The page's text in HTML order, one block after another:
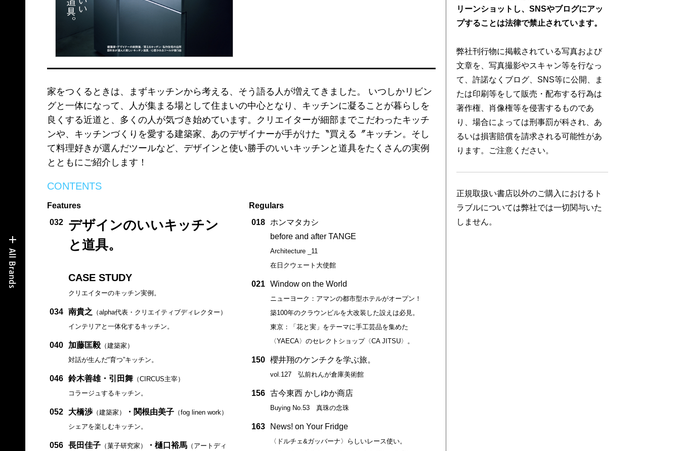
家をつくるときは、まずキッチンから考える、そう語る人が増えてきました。 いつしかリビン
グと一体になって、人が集まる場として住まいの中心となり、キッチンに凝ることが暮らしを
良くする近道と、多くの人が気づき始めています。クリエイターが細部までこだわったキッチ
ンや、キッチンづくりを愛する建築家、あのデザイナーが手がけた〝買える〞キッチン。そし
て料理好きが選んだツールなど、デザインと使い勝手のいいキッチンと道具をたくさんの実例
とともにご紹介します！
CONTENTS
Features
032
デザインのいいキッチン
と道具。
CASE STUDY
クリエイターのキッチン実例。
034 南貴之 （alpha代表・クリエイティブディレクター）
インテリアと一体化するキッチン。
040 加藤匡毅（建築家）
対話が生んだ“育つ”キッチン。
046 鈴木善雄・引田舞（CIRCUS主宰）
コラージュするキッチン。
052 大橋渉（建築家） ・関根由美子（fog linen work）
シェアを楽しむキッチン。
056 長田佳子（菓子研究家） ・樋口裕馬（アートディ
Regulars
018
ホンマタカシ
before and after TANGE
Architecture _11
在日クウェート大使館
021 Window on the World
ニューヨーク：アマンの都市型ホテルがオープン！
築100年のクラウンビルを大改装した設えは必見。
東京：「花と実」をテーマに手工芸品を集めた
〈YAECA〉のセレクトショップ〈CA JITSU〉。
150 櫻井翔のケンチクを学ぶ旅。
vol.127 弘前れんが倉庫美術館
156 古今東西 かしゆか商店
Buying No.53 真珠の念珠
163 News! on Your Fridge
〈ドルチェ&ガッバーナ〉らしいレース使い。
リーンショットし、SNSやブログにアッ
プすることは法律で禁止されています。
弊社刊行物に掲載されている写真および
文章を、写真撮影やスキャン等を行なっ
て、許諾なくブログ、SNS等に公開、ま
たは印刷等をして販売・配布する行為は
著作権、肖像権等を侵害するものであ
り、場合によっては刑事罰が科され、あ
るいは損害賠償を請求される可能性があ
ります。ご注意ください。
正規取扱い書店以外のご購入におけるト
ラブルについては弊社では一切関与いた
しません。